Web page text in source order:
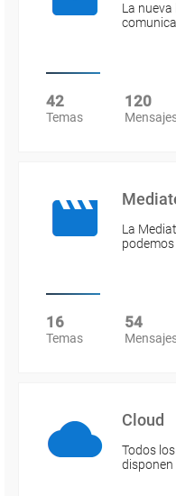
La
42
Temas
120
La
16
Temas
54
Cloud
Todos
disponen